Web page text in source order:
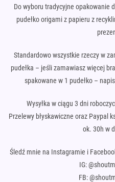
Do wyboru tradycyjne opakowanie
pudełko origami z papieru z
Standardowo wszystkie rzeczy w
pudełka – jeśli zamawiasz więcej
spakowane w 1 pudełko –
Wysyłka w ciągu 3 dni
Przelewy błyskawiczne oraz Paypal
ok. 30h w
Śledź mnie na Instagramie i
IG:
FB: